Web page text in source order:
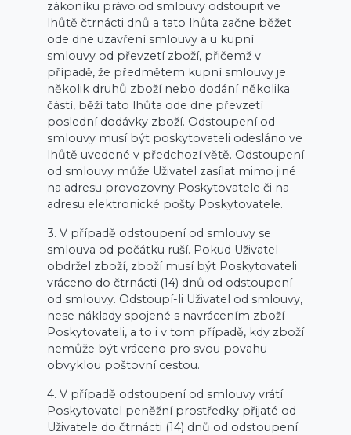
zákoníku právo od smlouvy odstoupit ve
lhůtě čtrnácti dnů a tato lhůta začne běžet
ode dne uzavření smlouvy a u kupní
smlouvy od převzetí zboží, přičemž v
případě, že předmětem kupní smlouvy je
několik druhů zboží nebo dodání několika
částí, běží tato lhůta ode dne převzetí
poslední dodávky zboží. Odstoupení od
smlouvy musí být poskytovateli odesláno ve
lhůtě uvedené v předchozí větě. Odstoupení
od smlouvy může Uživatel zasílat mimo jiné
na adresu provozovny Poskytovatele či na
adresu elektronické pošty Poskytovatele.
3. V případě odstoupení od smlouvy se
smlouva od počátku ruší. Pokud Uživatel
obdržel zboží, zboží musí být Poskytovateli
vráceno do čtrnácti (14) dnů od odstoupení
od smlouvy. Odstoupí-li Uživatel od smlouvy,
nese náklady spojené s navrácením zboží
Poskytovateli, a to i v tom případě, kdy zboží
nemůže být vráceno pro svou povahu
obvyklou poštovní cestou.
4. V případě odstoupení od smlouvy vrátí
Poskytovatel peněžní prostředky přijaté od
Uživatele do čtrnácti (14) dnů od odstoupení